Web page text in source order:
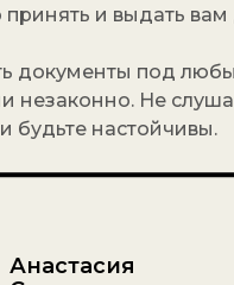
принять и выдать
документы под
незаконно. Не
будьте настойчивы.
Анастасия